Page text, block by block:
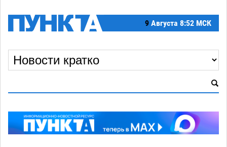
9 Августа 8:52 МСК